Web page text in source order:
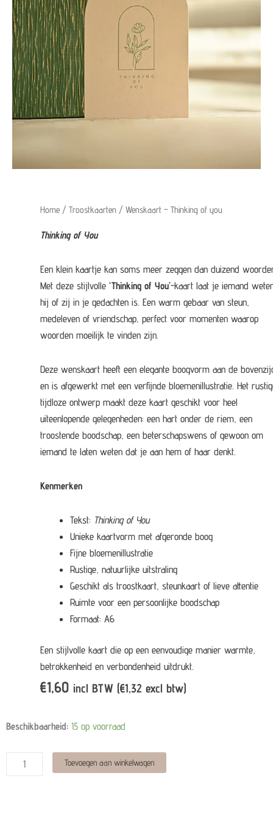
Home/ Troostkaarten / Wenskaart – Thinking of you
Thinking of You
Een klein kaartje kan soms meer zeggen dan duizend
Met deze stijlvolle ‘Thinking of You’-kaart laat je iemand
hij of zij in je gedachten is. Een warm gebaar van steun,
medeleven of vriendschap, perfect voor momenten waarop
woorden moeilijk te vinden zijn.
Deze wenskaart heeft een elegante boogvorm aan de
en is afgewerkt met een verfijnde bloemenillustratie. Het
tijdloze ontwerp maakt deze kaart geschikt voor heel
uiteenlopende gelegenheden: een hart onder de riem, een
troostende boodschap, een beterschapswens of gewoon om
iemand te laten weten dat je aan hem of haar denkt.
Kenmerken
Tekst: Thinking of You
Unieke kaartvorm met afgeronde boog
Fijne bloemenillustratie
Rustige, natuurlijke uitstraling
Geschikt als troostkaart, steunkaart of lieve attentie
Ruimte voor een persoonlijke boodschap
Formaat: A6
Een stijlvolle kaart die op een eenvoudige manier warmte,
betrokkenheid en verbondenheid uitdrukt.
€1,60 incl BTW (€1,32 excl btw)
Beschikbaarheid: 15 op voorraad
Wenskaart
Thinking
of
Toevoegen aan winkelwagen